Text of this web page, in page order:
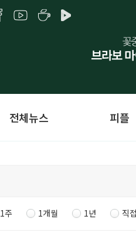
전체뉴스 피플
1주 1개월 1년 직